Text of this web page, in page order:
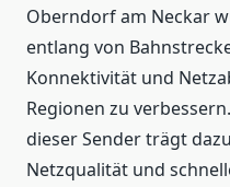
Oberndorf am Neckar
entlang von
Konnektivität und
Regionen zu
dieser Sender trägt
Netzqualität und